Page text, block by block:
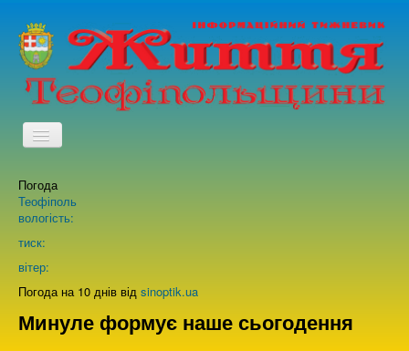
TPL_PROTOSTAR_TOGGLE_MENU
Про нас
Погода
Теофіполь
вологість:
тиск:
вітер:
Погода на 10 днів від sinoptik.ua
Минуле формує наше сьогодення